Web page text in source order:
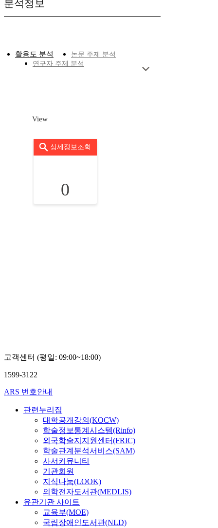
분석정보
활용도 분석
논문 주제 분석
연구자 주제 분석
View
상세정보조회
0
고객센터 (평일: 09:00~18:00)
1599-3122
ARS 번호안내
관련누리집
대학공개강의(KOCW)
학술정보통계시스템(Rinfo)
외국학술지지원센터(FRIC)
학술관계분석서비스(SAM)
사서커뮤니티
기관회원
지식나눔(LOOK)
의학전자도서관(MEDLIS)
유관기관 사이트
교육부(MOE)
국립장애인도서관(NLD)